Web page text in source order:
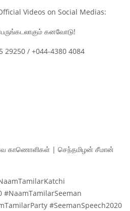
Videos on Social Medias:
கனவோடு!
/ +044-4380 4084
காணொளிகள் | செந்தமிழன் சீமான்
#NaamTamilarSeeman
#SeemanSpeech2020